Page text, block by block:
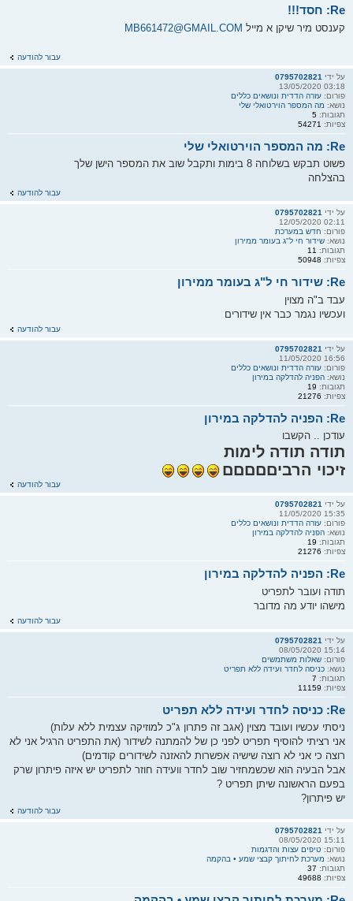
Re: חסד!!!
קענסט מיר שיקן א מייל MB661472@GMAIL.COM
עבור להודעה
על ידי 0795702821
03:18 13/05/2020
פורום: עזרה הדדית ונושאים כללים
נושא: מה המספר הוירטואלי שלי
תגובות: 5
צפיות: 54271
Re: מה המספר הוירטואלי שלי
פשוט תבקש בשלוחה 8 בימות ותקבל שוב את המספר הישן שלך
בהצלחה
עבור להודעה
על ידי 0795702821
02:11 12/05/2020
פורום: חדש במערכת
נושא: שידור חי ל"ג בעומר ממירון
תגובות: 11
צפיות: 50948
Re: שידור חי ל"ג בעומר ממירון
עבד ב"ה מצוין
ועכשיו נגמר כבר אין שידורים
עבור להודעה
על ידי 0795702821
16:56 11/05/2020
פורום: עזרה הדדית ונושאים כללים
נושא: הפניה להדלקה במירון
תגובות: 19
צפיות: 21276
Re: הפניה להדלקה במירון
עודכן .. הקשבו
תודה תודה לימות
זיכוי הרביםםםםם
עבור להודעה
על ידי 0795702821
15:35 11/05/2020
פורום: עזרה הדדית ונושאים כללים
נושא: הפניה להדלקה במירון
תגובות: 19
צפיות: 21276
Re: הפניה להדלקה במירון
תודה ועובר לתפריט
מישהו יודע מה מדובר
עבור להודעה
על ידי 0795702821
15:14 08/05/2020
פורום: שאלות משתמשים
נושא: כניסה לחדר ועידה ללא תפריט
תגובות: 7
צפיות: 11159
Re: כניסה לחדר ועידה ללא תפריט
ניסתי עכשיו ועובד מצוין (אגב זה פתרון ג"כ למוזיקה עצמית ללא עלות)
אני רציתי להוסיף תפריט לפני כן של להמתנה לשידור (את התפריט הרגיל אני לא
רוצה כי אני לא רוצה שישיה אפשרות להאזנה לשידורים קודמים)
אבל הבעיה הוא שכשמחזיר שוב לחדר וועידה חוזר לתפריט יש איזה פיתרון שרק
בפעם הראשונה שיתן תפריט ?
יש פיתרון?
עבור להודעה
על ידי 0795702821
15:11 08/05/2020
פורום: טיפים עצות והדגמות
נושא: מערכת לחיתוך קבצי שמע • בהקמה
תגובות: 37
צפיות: 49688